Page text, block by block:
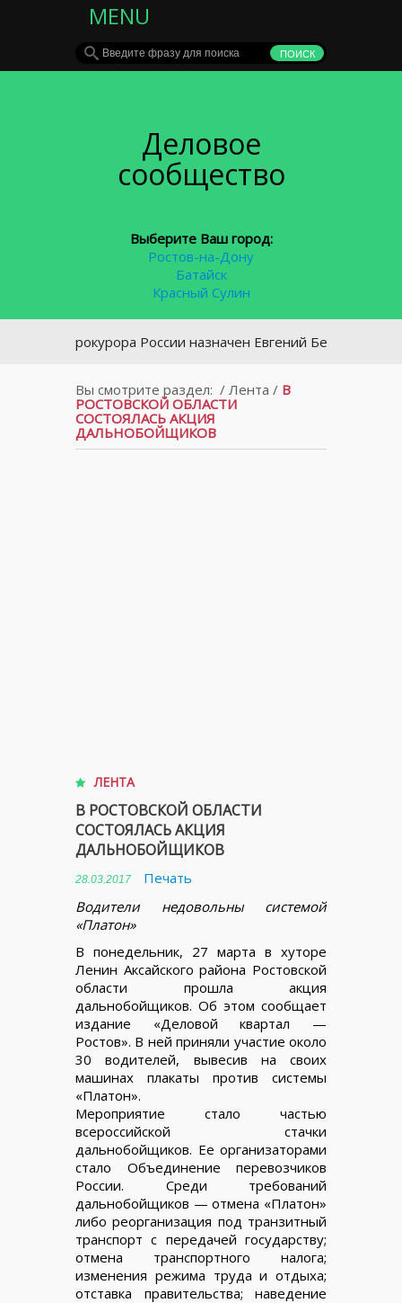
MENU
Деловое
сообщество
Выберите Ваш город:
Ростов-на-Дону
Батайск
Красный Сулин
России назначен Евгений Беркович
Вы смотрите раздел: / Лента / В
РОСТОВСКОЙ ОБЛАСТИ
СОСТОЯЛАСЬ АКЦИЯ
ДАЛЬНОБОЙЩИКОВ
ЛЕНТА
В РОСТОВСКОЙ ОБЛАСТИ
СОСТОЯЛАСЬ АКЦИЯ
ДАЛЬНОБОЙЩИКОВ
28.03.2017
Печать
Водители недовольны системой
«Платон»
В понедельник, 27 марта в хуторе
Ленин Аксайского района Ростовской
области прошла акция
дальнобойщиков. Об этом сообщает
издание «Деловой квартал —
Ростов». В ней приняли участие около
30 водителей, вывесив на своих
машинах плакаты против системы
«Платон».
Мероприятие стало частью
всероссийской стачки
дальнобойщиков. Ее организаторами
стало Объединение перевозчиков
России. Среди требований
дальнобойщиков — отмена «Платон»
либо реорганизация под транзитный
транспорт с передачей государству;
отмена транспортного налога;
изменения режима труда и отдыха;
отставка правительства; наведение